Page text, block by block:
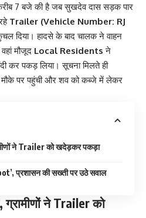
7 बजे की है जब सुखदेव दास सड़क पार
Trailer (Vehicle Number: RJ
दिया। हादसे के बाद चालक ने वाहन
मौजूद Local Residents ने
कर पकड़ लिया। सूचना मिलते ही
मौके पर पहुंची और शव को कब्जे में लेकर
ने Trailer को खदेड़कर पकड़ा
प्रशासन की सख्ती पर उठे सवाल
ने Trailer को